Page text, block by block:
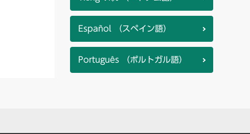
Español （スペイン語）
Português （ポルトガル語）